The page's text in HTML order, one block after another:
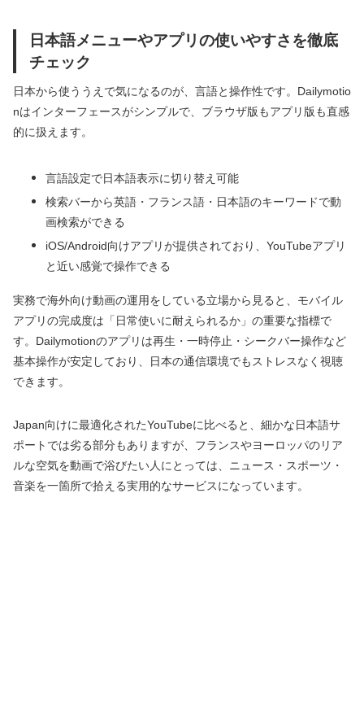
日本語メニューやアプリの使いやすさを徹底
チェック
日本から使ううえで気になるのが、言語と操作性です。Dailymotio
nはインターフェースがシンプルで、ブラウザ版もアプリ版も直感
的に扱えます。
言語設定で日本語表示に切り替え可能
検索バーから英語・フランス語・日本語のキーワードで動
画検索ができる
iOS/Android向けアプリが提供されており、YouTubeアプリ
と近い感覚で操作できる
実務で海外向け動画の運用をしている立場から見ると、モバイル
アプリの完成度は「日常使いに耐えられるか」の重要な指標で
す。Dailymotionのアプリは再生・一時停止・シークバー操作など
基本操作が安定しており、日本の通信環境でもストレスなく視聴
できます。
Japan向けに最適化されたYouTubeに比べると、細かな日本語サ
ポートでは劣る部分もありますが、フランスやヨーロッパのリア
ルな空気を動画で浴びたい人にとっては、ニュース・スポーツ・
音楽を一箇所で拾える実用的なサービスになっています。